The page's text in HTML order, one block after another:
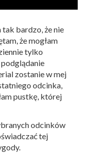
bardzo, że nie
że mogłam
tylko
podglądanie
zostanie w mej
odcinka,
pustkę, której
odcinków
tej